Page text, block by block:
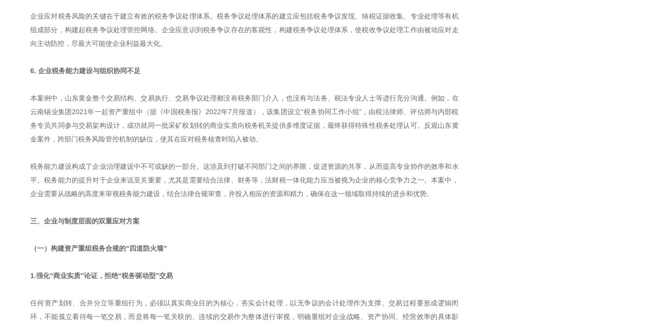
企业应对税务风险的关键在于建立有效的税务争议处理体系。税务争议处理体系的建立应包括税务争议发现、纳税证据收集、专业处理等有机
组成部分，构建起税务争议处理管控网络。企业应意识到税务争议存在的客观性，构建税务争议处理体系，使税收争议处理工作由被动应对走
向主动防控，尽最大可能使企业利益最大化。
6. 企业税务能力建设与组织协同不足
本案例中，山东黄金整个交易结构、交易执行、交易争议处理都没有税务部门介入，也没有与法务、税法专业人士等进行充分沟通。例如，在
云南锡业集团2021年一起资产重组中（据《中国税务报》2022年7月报道），该集团设立“税务协同工作小组”，由税法律师、评估师与内部税
务专员共同参与交易架构设计，成功就同一批采矿权划转的商业实质向税务机关提供多维度证据，最终获得特殊性税务处理认可。反观山东黄
金案件，跨部门税务风险管控机制的缺位，使其在应对税务核查时陷入被动。
税务能力建设构成了企业治理建设中不可或缺的一部分。这涉及到打破不同部门之间的界限，促进资源的共享，从而提高专业协作的效率和水
平。税务能力的提升对于企业来说至关重要，尤其是需要结合法律、财务等，法财税一体化能力应当被视为企业的核心竞争力之一。本案中，
企业需要从战略的高度来审视税务能力建设，结合法律合规审查，并投入相应的资源和精力，确保在这一领域取得持续的进步和优势。
三、企业与制度层面的双重应对方案
（一）构建资产重组税务合规的“四道防火墙”
1.强化“商业实质”论证，拒绝“税务驱动型”交易
任何资产划转、合并分立等重组行为，必须以真实商业目的为核心，夯实会计处理，以无争议的会计处理作为支撑。交易过程要形成逻辑闭
环，不能孤立看待每一笔交易，而是将每一笔关联的、连续的交易作为整体进行审视，明确重组对企业战略、资产协同、经营效率的具体影